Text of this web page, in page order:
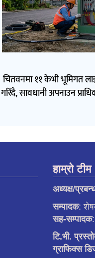
चितवनमा ११ केभी भूमिगत
गरिँदै, सावधानी अपनाउन
हाम्रो टीम
अध्यक्ष/
सम्पादक:
सह-सम्पादक
टि.भी.
ग्राफिक्स